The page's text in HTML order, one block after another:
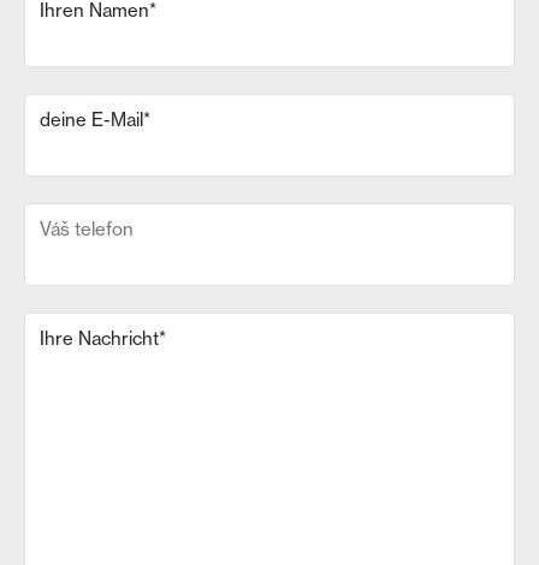
Ihren Namen*
deine E-Mail*
Váš telefon
Ihre Nachricht*